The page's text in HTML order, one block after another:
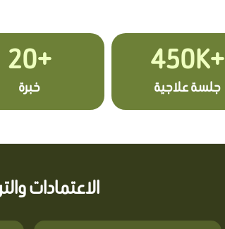
+450K
جلسة علاجية
+20
خبرة
الاعتمادات